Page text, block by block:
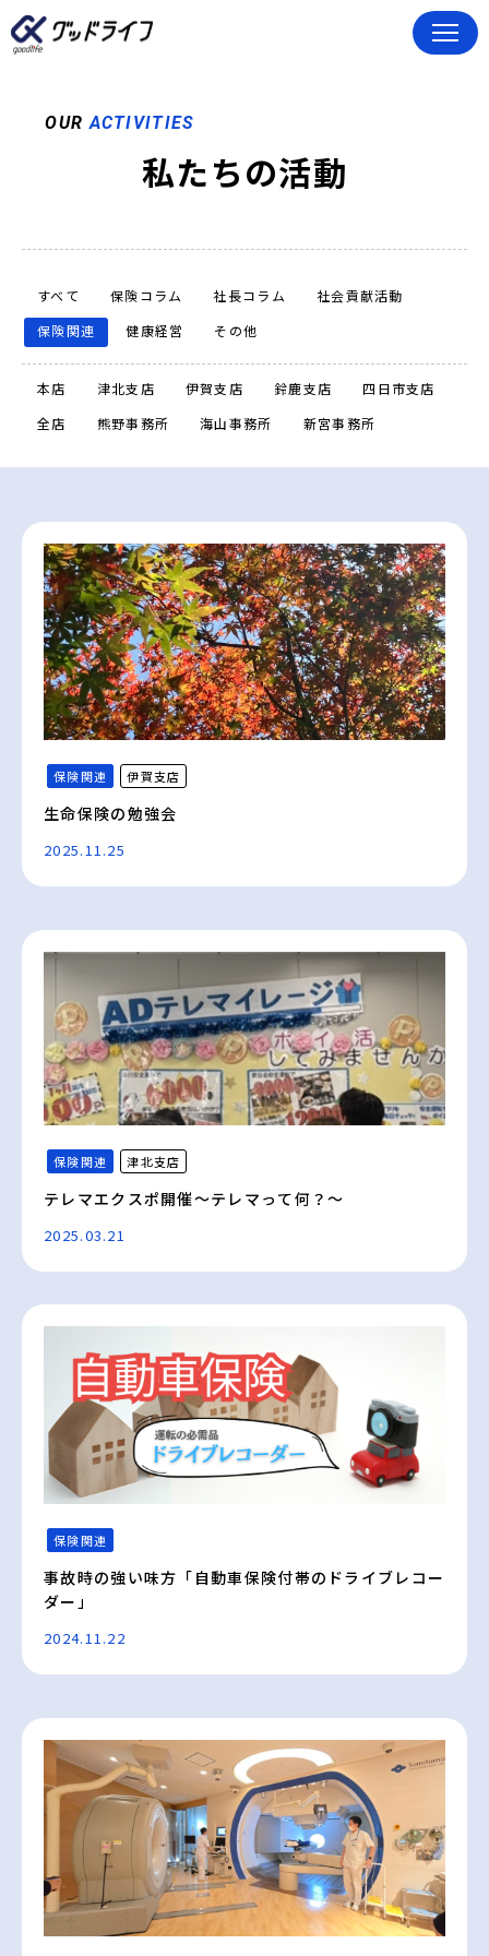
OURACTIVITIES
私たちの活動
すべて 保険コラム 社長コラム
社会貢献活動
保険関連
健康経営 その他
本店 津北支店 伊賀支店 鈴鹿支店
四日市支店
全店
熊野事務所 海山事務所 新宮事務所
保険関連 伊賀支店
生命保険の勉強会
2025.11.25
保険関連 津北支店
テレマエクスポ開催～テレマって何？～
2025.03.21
保険関連
事故時の強い味方「自動車保険付帯のドライブレコー
ダー」
2024.11.22